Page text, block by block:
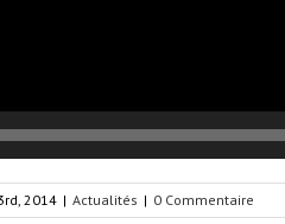
2014 | Actualités | 0 Commentaire